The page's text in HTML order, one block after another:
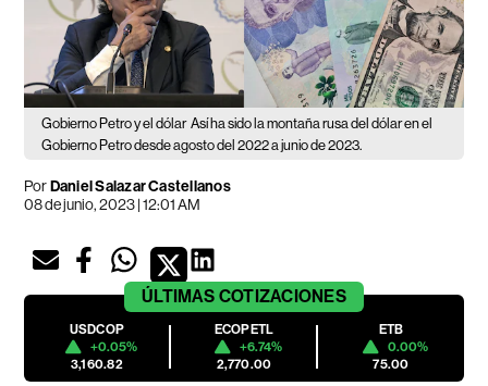
Gobierno Petro y el dólar Así ha sido la montaña rusa del dólar en el
Gobierno Petro desde agosto del 2022 a junio de 2023.
PorDaniel Salazar Castellanos
08 de junio, 2023 | 12:01 AM
ÚLTIMAS COTIZACIONES
USDCOP
+0.05%
3,160.82
ECOPETL
+6.74%
2,770.00
ETB
0.00%
75.00